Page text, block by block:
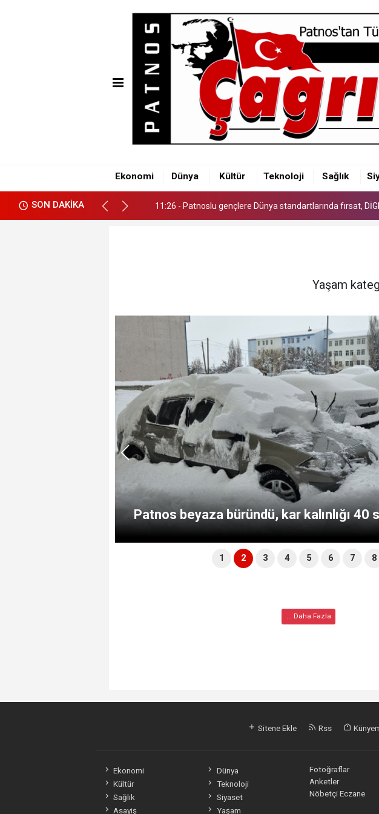
Ekonomi Dünya Kültür Teknoloji Sağlık
SON DAKİKA
11:26 - Patnoslu gençlere Dünya standartlarında fırsat,
11:26 - Patnoslu gençlere Dünya standartlarında fırsat,
Yaşam
Patnos beyaza büründü, kar kalınlığı
1 2 3 4 5 6 7 8
... Daha Fazla
Sitene Ekle Rss
Ekonomi
Dünya
Kültür
Teknoloji
Sağlık
Siyaset
Asayiş
Yaşam
Fotoğraflar
Anketler
Nöbetçi Eczane